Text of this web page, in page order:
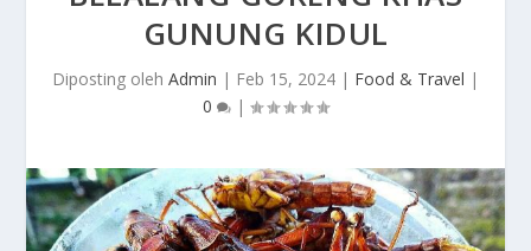
GUNUNG KIDUL
Diposting oleh Admin | Feb 15, 2024 | Food & Travel |
0
|